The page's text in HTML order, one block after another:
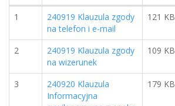
1
240919 Klauzula zgody
na telefon i e-mail
121 KB
2
240919 Klauzula zgody
na wizerunek
109 KB
3
240920 Klauzula
Informacyjna
179 KB